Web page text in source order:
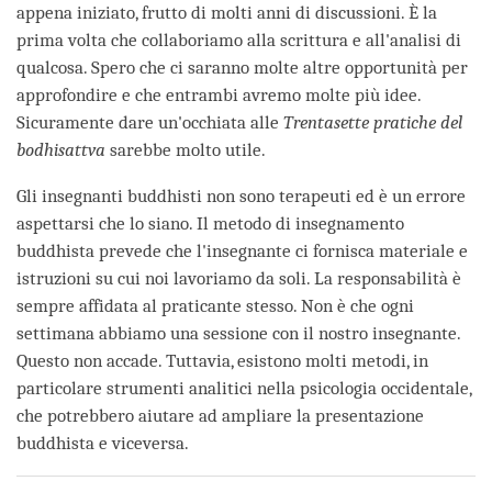
appena iniziato, frutto di molti anni di discussioni. È la
prima volta che collaboriamo alla scrittura e all'analisi di
qualcosa. Spero che ci saranno molte altre opportunità per
approfondire e che entrambi avremo molte più idee.
Sicuramente dare un'occhiata alle Trentasette pratiche del
bodhisattva sarebbe molto utile.
Gli insegnanti buddhisti non sono terapeuti ed è un errore
aspettarsi che lo siano. Il metodo di insegnamento
buddhista prevede che l'insegnante ci fornisca materiale e
istruzioni su cui noi lavoriamo da soli. La responsabilità è
sempre affidata al praticante stesso. Non è che ogni
settimana abbiamo una sessione con il nostro insegnante.
Questo non accade. Tuttavia, esistono molti metodi, in
particolare strumenti analitici nella psicologia occidentale,
che potrebbero aiutare ad ampliare la presentazione
buddhista e viceversa.